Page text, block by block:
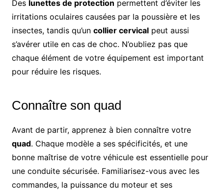
Des lunettes de protection permettent d’éviter les
irritations oculaires causées par la poussière et les
insectes, tandis qu’un collier cervicalpeut aussi
s’avérer utile en cas de choc. N’oubliez pas que
chaque élément de votre équipement est important
pour réduire les risques.
Connaître son quad
Avant de partir, apprenez à bien connaître votre
quad. Chaque modèle a ses spécificités, et une
bonne maîtrise de votre véhicule est essentielle pour
une conduite sécurisée. Familiarisez-vous avec les
commandes, la puissance du moteur et ses